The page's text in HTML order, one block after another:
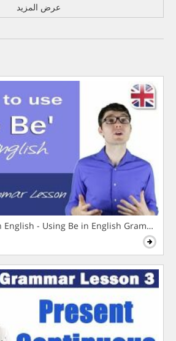
عرض المزيد
English - Using Be in English Grammar